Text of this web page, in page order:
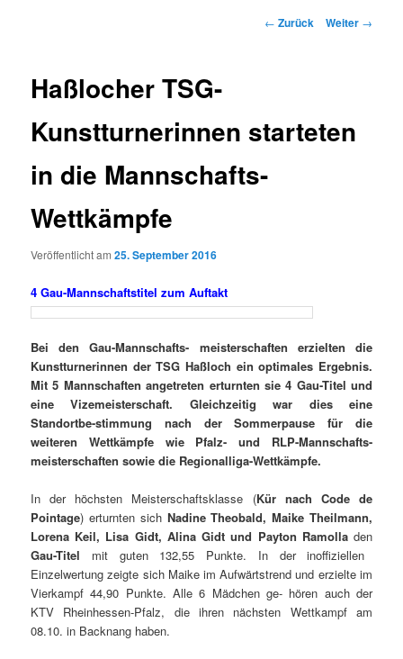
Beitrags-
← Zurück Weiter →
Haßlocher TSG-
Kunstturnerinnen starteten
in die Mannschafts-
Wettkämpfe
Veröffentlicht am25. September 2016
4 Gau-Mannschaftstitel zum Auftakt
Bei den Gau-Mannschafts- meisterschaften erzielten die
Kunstturnerinnen der TSG Haßloch ein optimales Ergebnis.
Mit 5 Mannschaften angetreten erturnten sie 4 Gau-Titel und
eine Vizemeisterschaft. Gleichzeitig war dies eine
Standortbe-stimmung nach der Sommerpause für die
weiteren Wettkämpfe wie Pfalz- und RLP-Mannschafts-
meisterschaften sowie die Regionalliga-Wettkämpfe.
In der höchsten Meisterschaftsklasse (Kür nach Code de
Pointage) erturnten sich Nadine Theobald, Maike Theilmann,
Lorena Keil, Lisa Gidt, Alina Gidt und Payton Ramolla den
Gau-Titel mit
guten 132,55 Punkte. In der inoffiziellen
Einzelwertung zeigte sich Maike im Aufwärtstrend und erzielte im
Vierkampf 44,90 Punkte. Alle 6 Mädchen ge- hören auch der
KTV Rheinhessen-Pfalz, die ihren nächsten Wettkampf am
08.10. in Backnang haben.